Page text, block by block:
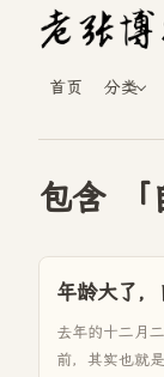
首页 分类
包含 「
年龄大了，
去年的十二月
前，其实也就